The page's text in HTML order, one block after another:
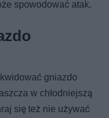
spowodować atak.
gniazdo
w chłodniejszą
się też nie używać